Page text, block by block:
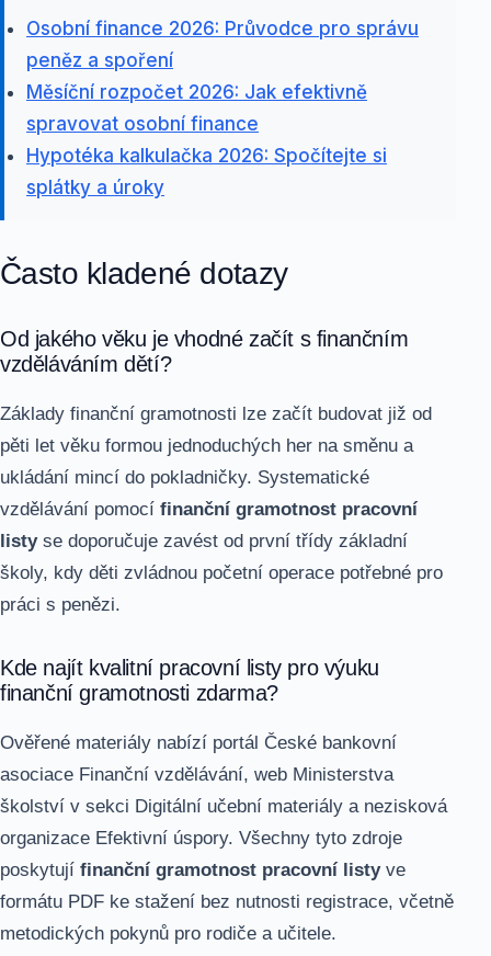
Osobní finance 2026: Průvodce pro správu
peněz a spoření
Měsíční rozpočet 2026: Jak efektivně
spravovat osobní finance
Hypotéka kalkulačka 2026: Spočítejte si
splátky a úroky
Často kladené dotazy
Od jakého věku je vhodné začít s finančním
vzděláváním dětí?
Základy finanční gramotnosti lze začít budovat již od
pěti let věku formou jednoduchých her na směnu a
ukládání mincí do pokladničky. Systematické
vzdělávání pomocí finanční gramotnost pracovní
listyse doporučuje zavést od první třídy základní
školy, kdy děti zvládnou početní operace potřebné pro
práci s penězi.
Kde najít kvalitní pracovní listy pro výuku
finanční gramotnosti zdarma?
Ověřené materiály nabízí portál České bankovní
asociace Finanční vzdělávání, web Ministerstva
školství v sekci Digitální učební materiály a nezisková
organizace Efektivní úspory. Všechny tyto zdroje
poskytují finanční gramotnost pracovní listyve
formátu PDF ke stažení bez nutnosti registrace, včetně
metodických pokynů pro rodiče a učitele.